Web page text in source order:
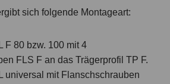
sich folgende Montageart:
F 80 bzw. 100 mit 4
FLS F an das Trägerprofil TP F.
universal mit Flanschschrauben